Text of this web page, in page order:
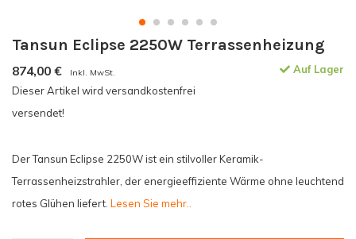
Tansun Eclipse 2250W Terrassenheizung
874,00 € Inkl. MwSt.
Dieser Artikel wird versandkostenfrei
versendet!
Auf Lager
Der Tansun Eclipse 2250W ist ein stilvoller Keramik-
Terrassenheizstrahler, der energieeffiziente Wärme ohne leuchtend
rotes Glühen liefert. Lesen Sie mehr..